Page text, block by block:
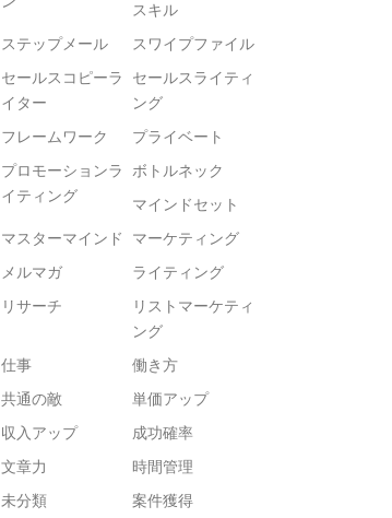
スキル
ステップメール
スワイプファイル
セールスコピーラ
イター
セールスライティ
ング
フレームワーク
プライベート
プロモーションラ
イティング
ボトルネック
マインドセット
マスターマインド マーケティング
メルマガ
ライティング
リサーチ
リストマーケティ
ング
仕事
働き方
共通の敵
単価アップ
収入アップ
成功確率
文章力
時間管理
未分類
案件獲得